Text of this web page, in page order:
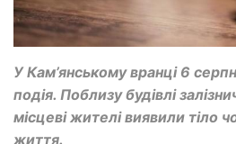
У Кам’янському вранці 6
подія. Поблизу будівлі
місцеві жителі виявили тіло
життя.